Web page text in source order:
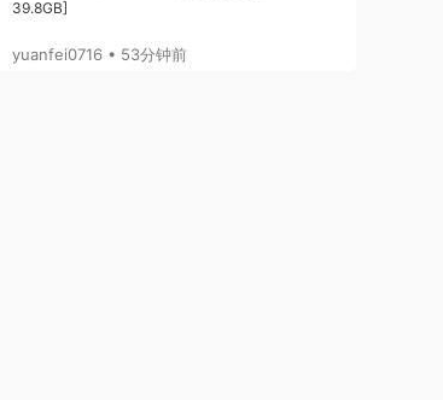
39.8GB]
yuanfei0716 • 53分钟前